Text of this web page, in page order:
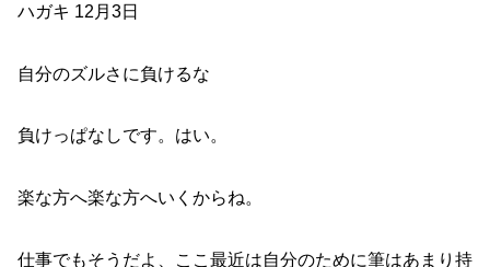
ハガキ 12月3日
自分のズルさに負けるな
負けっぱなしです。はい。
楽な方へ楽な方へいくからね。
仕事でもそうだよ、ここ最近は自分のために筆はあまり持